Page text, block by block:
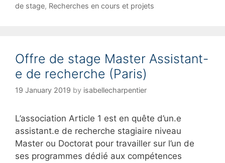
a
r
e
s
de stage, Recherches en cours et projets
Offre de stage Master Assistant-
e de recherche (Paris)
19 January 2019 by isabellecharpentier
L’association Article 1 est en quête d’un.e
assistant.e de recherche stagiaire niveau
Master ou Doctorat pour travailler sur l’un de
ses programmes dédié aux compétences